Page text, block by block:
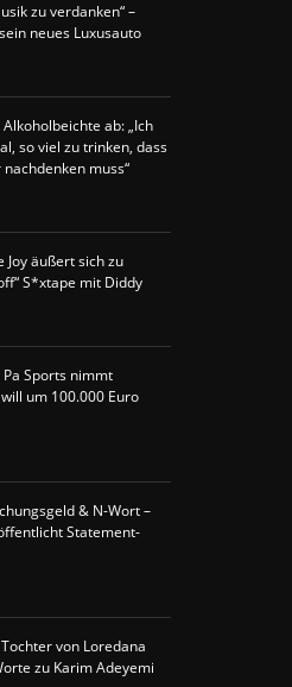
zu verdanken“ –
neues Luxusauto
ab: „Ich
so viel zu trinken, dass
muss“
Joy äußert sich zu
S*xtape mit Diddy
Pa Sports nimmt
um 100.000 Euro
& N-Wort –
Statement-
von Loredana
zu Karim Adeyemi